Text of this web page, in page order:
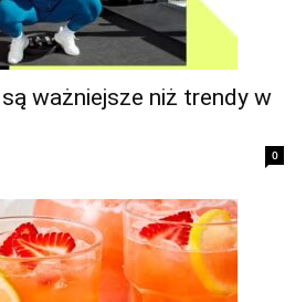
ważniejsze niż trendy w
0